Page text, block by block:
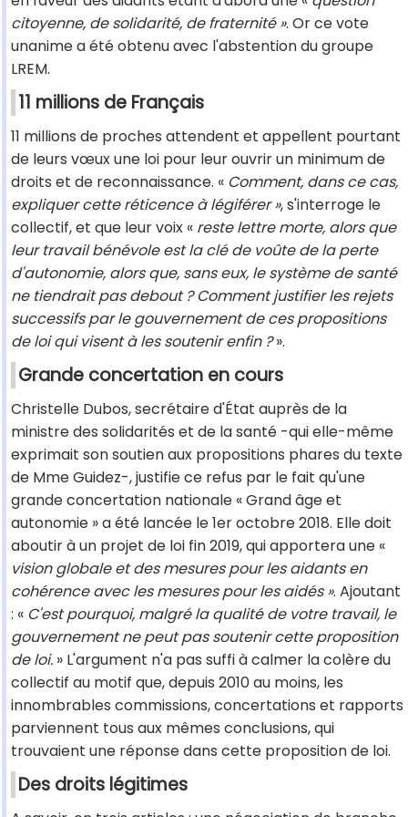
citoyenne, de solidarité, de fraternité ». Or ce vote
unanime a été obtenu avec l'abstention du groupe
LREM.
11 millions de Français
11 millions de proches attendent et appellent pourtant
de leurs vœux une loi pour leur ouvrir un minimum de
droits et de reconnaissance. « Comment, dans ce cas,
expliquer cette réticence à légiférer », s'interroge le
collectif, et que leur voix « reste lettre morte, alors que
leur travail bénévole est la clé de voûte de la perte
d'autonomie, alors que, sans eux, le système de santé
ne tiendrait pas debout ? Comment justifier les rejets
successifs par le gouvernement de ces propositions
de loi qui visent à les soutenir enfin ?».
Grande concertation en cours
Christelle Dubos, secrétaire d'État auprès de la
ministre des solidarités et de la santé -qui elle-même
exprimait son soutien aux propositions phares du texte
de Mme Guidez-, justifie ce refus par le fait qu'une
grande concertation nationale « Grand âge et
autonomie » a été lancée le 1er octobre 2018. Elle doit
aboutir à un projet de loi fin 2019, qui apportera une «
vision globale et des mesures pour les aidants en
cohérence avec les mesures pour les aidés ». Ajoutant
: « C'est pourquoi, malgré la qualité de votre travail, le
gouvernement ne peut pas soutenir cette proposition
de loi. » L'argument n'a pas suffi à calmer la colère du
collectif au motif que, depuis 2010 au moins, les
innombrables commissions, concertations et rapports
parviennent tous aux mêmes conclusions, qui
trouvaient une réponse dans cette proposition de loi.
Des droits légitimes